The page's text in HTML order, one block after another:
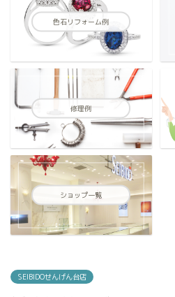
色石リフォーム例
修理例
ショップ一覧
SEIBIDOせんげん台店